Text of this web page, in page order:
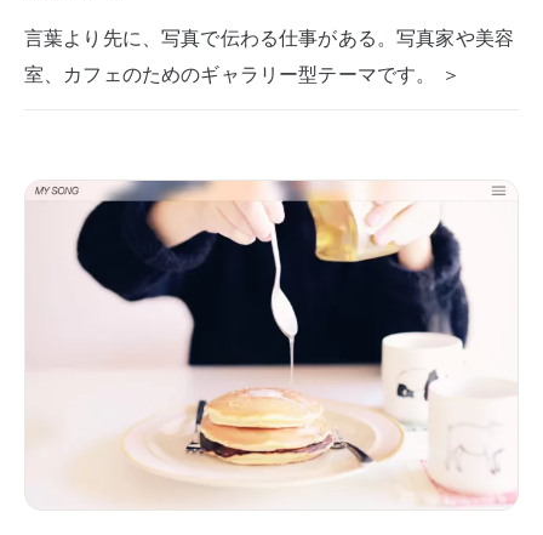
言葉より先に、写真で伝わる仕事がある。写真家や美容
室、カフェのためのギャラリー型テーマです。 ＞